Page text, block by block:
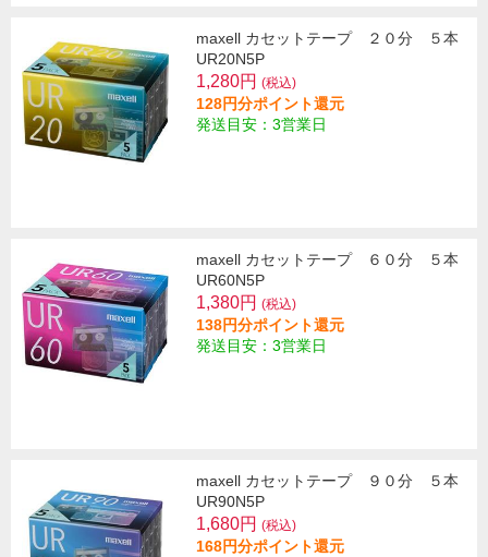
maxell カセットテープ ２０分 ５本
UR20N5P
1,280円 (税込)
128円分ポイント還元
発送目安：3営業日
maxell カセットテープ ６０分 ５本
UR60N5P
1,380円 (税込)
138円分ポイント還元
発送目安：3営業日
maxell カセットテープ ９０分 ５本
UR90N5P
1,680円 (税込)
168円分ポイント還元